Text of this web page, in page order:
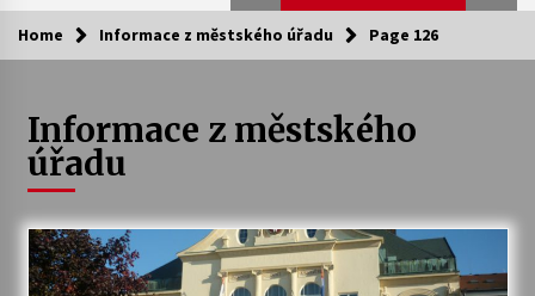
Kam za kulturou?
Letní koncerty ve Stromovce: Ars Camerata a
Sukuba Ensemble
Vernisáž výstavy Josefíny Duškové: Stávám se
kapkou
30. 7. 2026
Home Informace z městského úřadu Page 126
Informace z městského
úřadu